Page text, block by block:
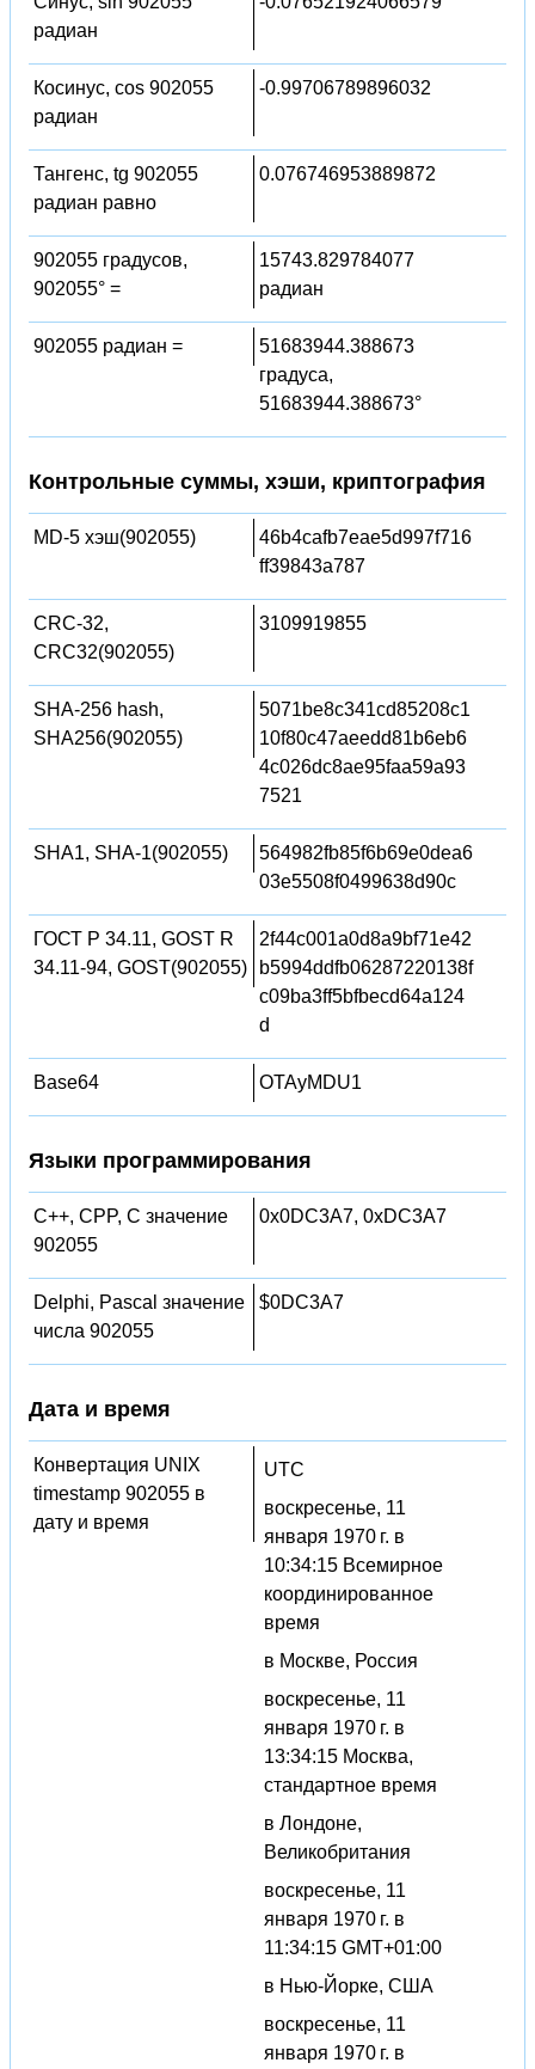
радиан
Косинус, cos 902055
радиан
-0.99706789896032
Тангенс, tg 902055
радиан равно
0.076746953889872
902055 градусов,
902055° =
15743.829784077
радиан
902055 радиан =
51683944.388673
градуса,
51683944.388673°
Контрольные суммы, хэши, криптография
MD-5 хэш(902055)
46b4cafb7eae5d997f716
ff39843a787
CRC-32,
CRC32(902055)
3109919855
SHA-256 hash,
SHA256(902055)
5071be8c341cd85208c1
10f80c47aeedd81b6eb6
4c026dc8ae95faa59a93
7521
SHA1, SHA-1(902055)
564982fb85f6b69e0dea6
03e5508f0499638d90c
ГОСТ Р 34.11, GOST R
34.11-94, GOST(902055)
2f44c001a0d8a9bf71e42
b5994ddfb06287220138f
c09ba3ff5bfbecd64a124
d
Base64 OTAyMDU1
Языки программирования
C++, CPP, C значение
902055
0x0DC3A7, 0xDC3A7
Delphi, Pascal значение
числа 902055
$0DC3A7
Дата и время
Конвертация UNIX
timestamp 902055 в
дату и время
UTC
воскресенье, 11
января 1970 г. в
10:34:15 Всемирное
координированное
время
в Москве, Россия
воскресенье, 11
января 1970 г. в
13:34:15 Москва,
стандартное время
в Лондоне,
Великобритания
воскресенье, 11
января 1970 г. в
11:34:15 GMT+01:00
в Нью-Йорке, США
воскресенье, 11
января 1970 г. в